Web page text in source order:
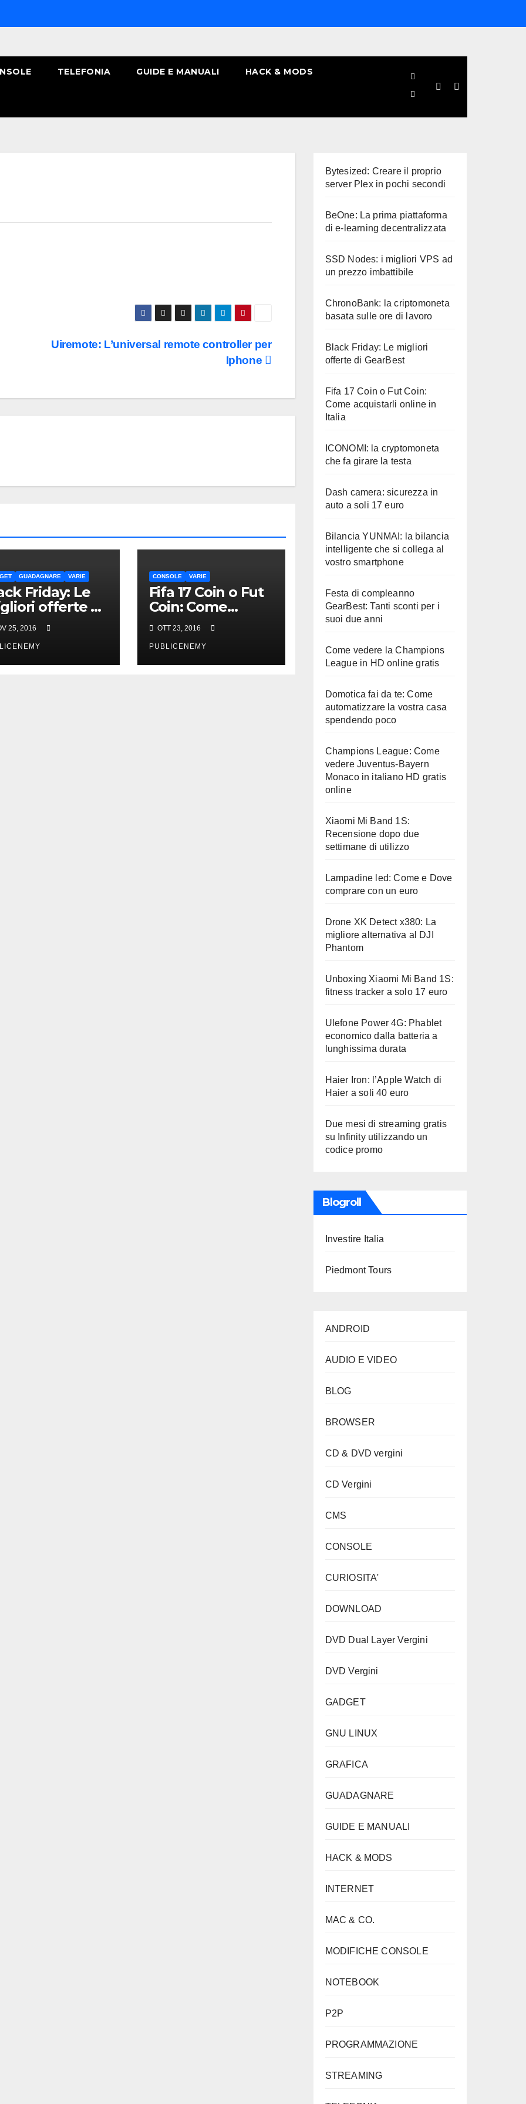
TELEFONIA GUIDE E MANUALI HACK & MODS
Uiremote: L’universal remote controller per
Iphone
GUADAGNARE VARIE
Friday: Le
offerte di
25, 2016
CONSOLE VARIE
Fifa 17 Coin o Fut
Coin: Come
acquistarli online
in Italia
OTT 23, 2016
PUBLICENEMY
Bytesized: Creare il proprio
server Plex in pochi secondi
BeOne: La prima piattaforma
di e-learning decentralizzata
SSD Nodes: i migliori VPS ad
un prezzo imbattibile
ChronoBank: la criptomoneta
basata sulle ore di lavoro
Black Friday: Le migliori
offerte di GearBest
Fifa 17 Coin o Fut Coin:
Come acquistarli online in
Italia
ICONOMI: la cryptomoneta
che fa girare la testa
Dash camera: sicurezza in
auto a soli 17 euro
Bilancia YUNMAI: la bilancia
intelligente che si collega al
vostro smartphone
Festa di compleanno
GearBest: Tanti sconti per i
suoi due anni
Come vedere la Champions
League in HD online gratis
Domotica fai da te: Come
automatizzare la vostra casa
spendendo poco
Champions League: Come
vedere Juventus-Bayern
Monaco in italiano HD gratis
online
Xiaomi Mi Band 1S:
Recensione dopo due
settimane di utilizzo
Lampadine led: Come e Dove
comprare con un euro
Drone XK Detect x380: La
migliore alternativa al DJI
Phantom
Unboxing Xiaomi Mi Band 1S:
fitness tracker a solo 17 euro
Ulefone Power 4G: Phablet
economico dalla batteria a
lunghissima durata
Haier Iron: l’Apple Watch di
Haier a soli 40 euro
Due mesi di streaming gratis
su Infinity utilizzando un
codice promo
Blogroll
Investire Italia
Piedmont Tours
ANDROID
AUDIO E VIDEO
BLOG
BROWSER
CD & DVD vergini
CD Vergini
CMS
CONSOLE
CURIOSITA'
DOWNLOAD
DVD Dual Layer Vergini
DVD Vergini
GADGET
GNU LINUX
GRAFICA
GUADAGNARE
GUIDE E MANUALI
HACK & MODS
INTERNET
MAC & CO.
MODIFICHE CONSOLE
NOTEBOOK
P2P
PROGRAMMAZIONE
STREAMING